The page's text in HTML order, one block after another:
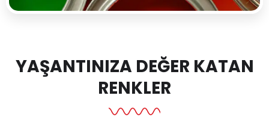
YAŞANTINIZA DEĞER KATAN
RENKLER